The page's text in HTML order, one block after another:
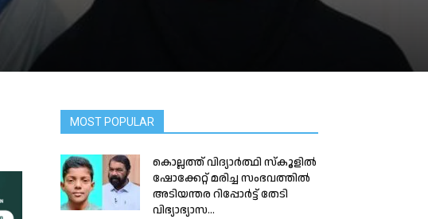
MOST POPULAR
കൊല്ലത്ത് വിദ്യാര്‍ത്ഥി സ്കൂളിൽ
ഷോക്കേറ്റ് മരിച്ച സംഭവത്തില്‍
അടിയന്തര റിപ്പോര്‍ട്ട് തേടി
വിഭ്യാഭ്യാസ...